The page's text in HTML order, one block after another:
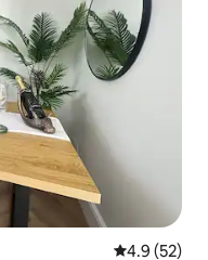
Penarafan
4.9 (52)